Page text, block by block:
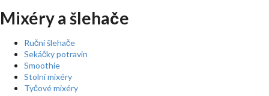
Mixéry a šlehače
Ruční šlehače
Sekáčky potravin
Smoothie
Stolní mixéry
Tyčové mixéry